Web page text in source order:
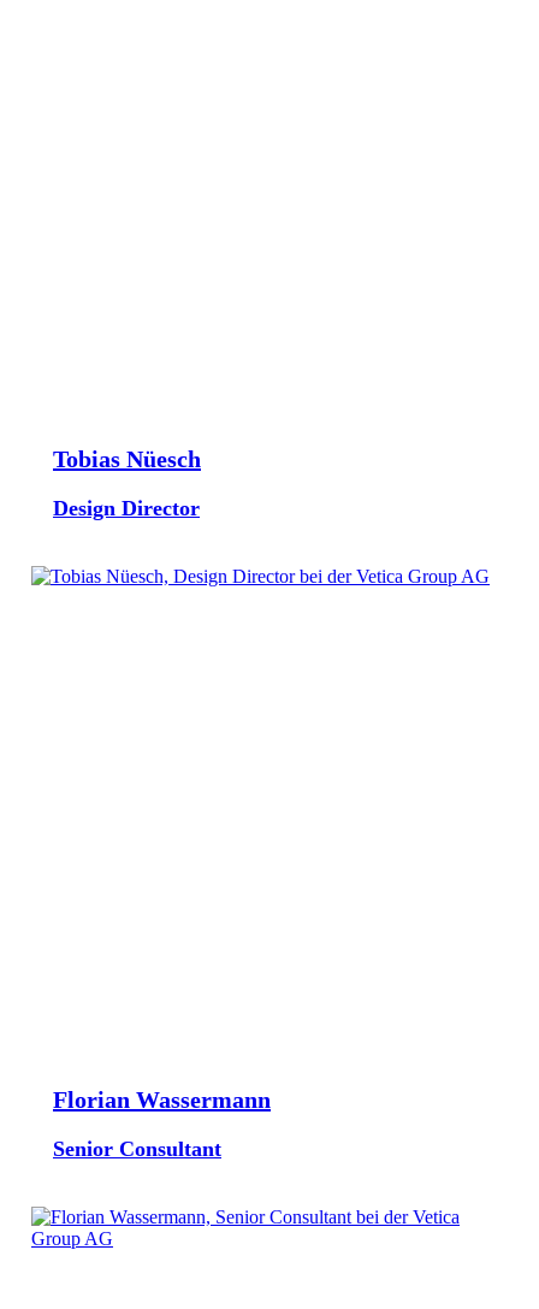
Tobias Nüesch
Design Director
Florian Wassermann
Senior Consultant